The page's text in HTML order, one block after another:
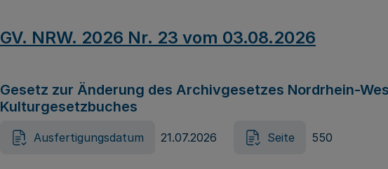
GV. NRW. 2026 Nr. 23 vom 03.08.2026
Gesetz zur Änderung des Archivgesetzes Nordrhein-
Kulturgesetzbuches
Ausfertigungsdatum 21.07.2026 Seite 550